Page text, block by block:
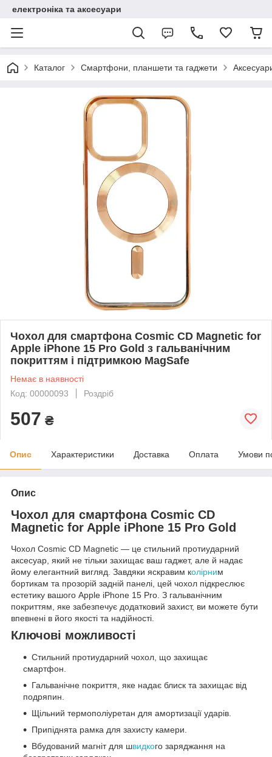
електроніка та аксесуари
Каталог Смартфони, планшети та гаджети
Чохол для смартфона Cosmic CD Magnetic for
Apple iPhone 15 Pro Gold з гальванічним
покриттям і підтримкою MagSafe
Немає в наявності
Код: 00000093
Роздріб
507 ₴
Опис Характеристики Доставка Оплата Умови
Опис
Чохол для смартфона Cosmic CD
Magnetic for Apple iPhone 15 Pro Gold
Чохол Cosmic CD Magnetic — це стильний протиударний
аксесуар, який не тільки захищає ваш гаджет, але й надає
йому елегантний вигляд. Завдяки яскравим колірним
бортикам та прозорій задній панелі, цей чохол підкреслює
естетику вашого Apple iPhone 15 Pro. З гальванічним
покриттям, яке забезпечує додатковий захист, ви можете бути
впевнені в його якості та надійності.
Ключові можливості
Стильний протиударний чохол, що захищає
смартфон.
Гальванічне покриття, яке надає блиск та захищає від
подряпин.
Щільний термополіуретан для амортизації ударів.
Припіднята рамка для захисту камери.
Вбудований магніт для швидкого заряджання на